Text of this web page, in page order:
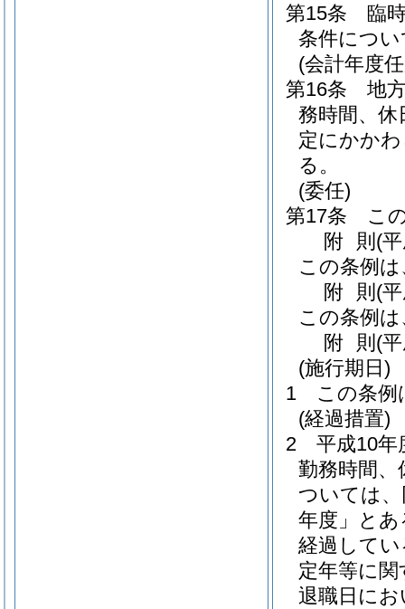
第15条
臨
条件につ
(会計年度
第16条
地
務時間、
定にかか
る。
(委任)
第17条
こ
附 則 (
この条例
附 則 (
この条例
附 則 (
(施行期日)
1
この条例
(経過措置)
2
平成10
勤務時間、
ついては
年度」と
経過して
定年等に
退職日に